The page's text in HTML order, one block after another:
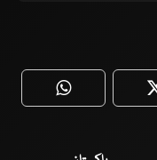
WhatsApp